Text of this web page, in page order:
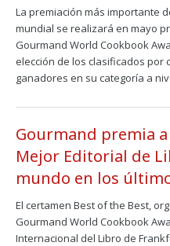
La premiación más importante
mundial se realizará en mayo
Gourmand World Cookbook
elección de los clasificados por
ganadores en su categoría a
Gourmand premia a
Mejor Editorial de
mundo en los
El certamen Best of the Best,
Gourmand World Cookbook
Internacional del Libro de